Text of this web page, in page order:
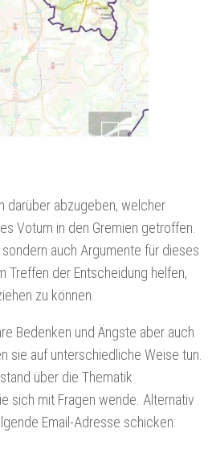
darüber abzugeben, welcher
Votum in den Gremien getroffen.
auch Argumente für dieses
Treffen der Entscheidung helfen,
zu können.
Bedenken und Ängste aber auch
sie auf unterschiedliche Weise tun.
über die Thematik
sich mit Fragen wende. Alternativ
Email-Adresse schicken: